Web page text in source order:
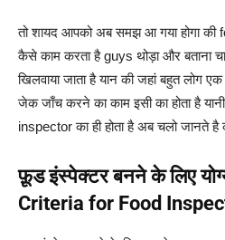
तो शायद आपको अब समझ आ गया होगा की
कैसे काम करता है guys थोड़ा और बताना
खिलवाया जाता है यान की जहां बहुत लोग
जेक जाँच करने का काम इसी का होता है
inspector का ही होता है अब चलो जानते है
फ़ूड इंस्पेक्टर बनने के लिए
Criteria for Food